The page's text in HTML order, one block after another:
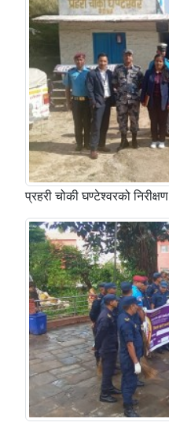
प्रहरी चोकी घण्टेश्वरको निरीक्षण